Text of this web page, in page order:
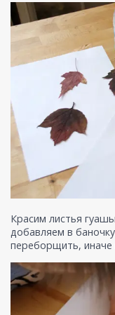
Красим листья
добавляем в
переборщить, иначе